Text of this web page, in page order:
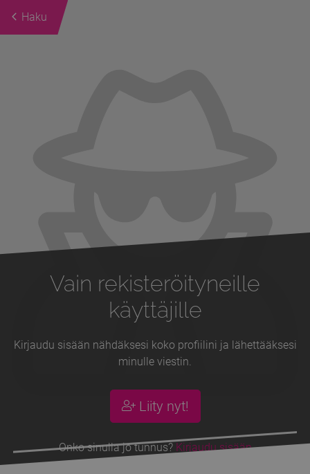
Haku
Vain rekisteröityneille
käyttäjille
Kirjaudu sisään nähdäksesi koko profiilini ja lähettääksesi
minulle viestin.
Liity nyt!
Onko sinulla jo tunnus? Kirjaudu sisään